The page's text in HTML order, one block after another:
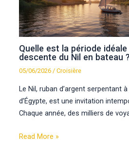
Quelle est la période
descente du Nil en bateau ?
05/06/2026 /Croisière
Le Nil, ruban d’argent serpentant
d’Égypte, est une invitation
Chaque année, des milliers de
Read More »